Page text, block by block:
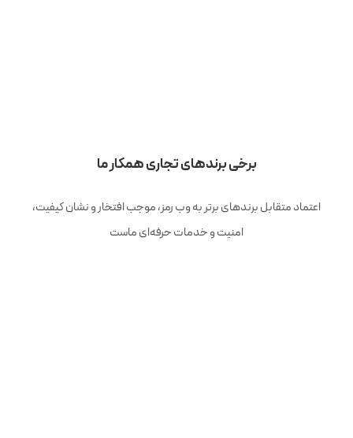
برخی برندهای تجاری همکار ما
اعتماد متقابل برندهای برتر به وب رمز، موجب افتخار و نشان کیفیت،
امنیت و خدمات حرفه‌ای ماست